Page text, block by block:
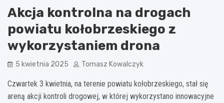
Akcja kontrolna na drogach
powiatu kołobrzeskiego z
wykorzystaniem drona
5 kwietnia 2025 Tomasz Kowalczyk
Czwartek 3 kwietnia, na terenie powiatu kołobrzeskiego, stał się
areną akcji kontroli drogowej, w której wykorzystano innowacyjne